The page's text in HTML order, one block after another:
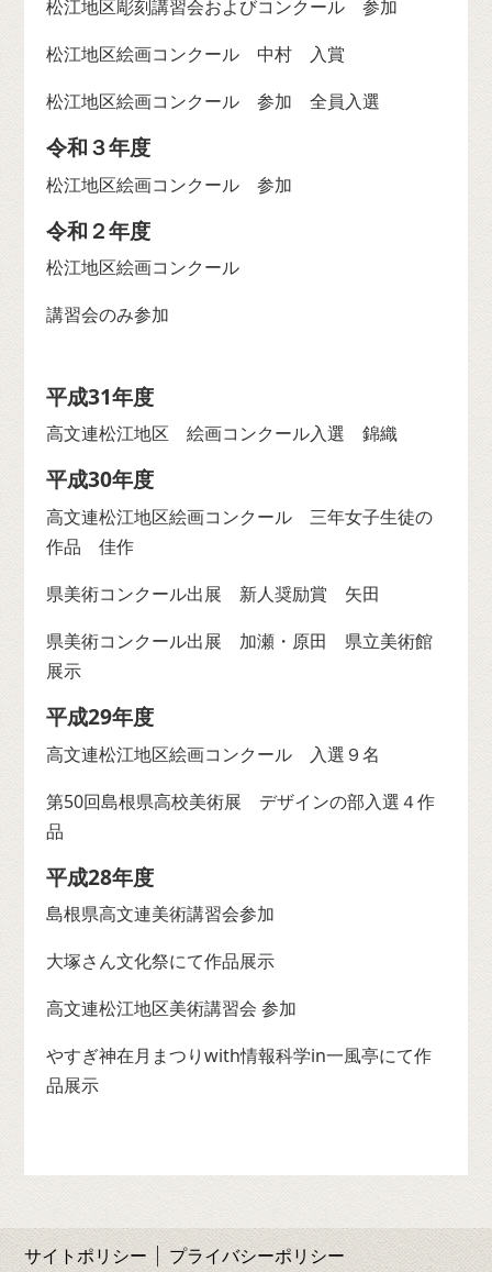
松江地区彫刻講習会およびコンクール 参加
松江地区絵画コンクール 中村 入賞
松江地区絵画コンクール 参加 全員入選
令和３年度
松江地区絵画コンクール 参加
令和２年度
松江地区絵画コンクール
講習会のみ参加
平成31年度
高文連松江地区 絵画コンクール入選 錦織
平成30年度
高文連松江地区絵画コンクール 三年女子生徒の
作品 佳作
県美術コンクール出展 新人奨励賞 矢田
県美術コンクール出展 加瀬・原田 県立美術館
展示
平成29年度
高文連松江地区絵画コンクール 入選９名
第50回島根県高校美術展 デザインの部入選４作
品
平成28年度
島根県高文連美術講習会参加
大塚さん文化祭にて作品展示
高文連松江地区美術講習会 参加
やすぎ神在月まつりwith情報科学in一風亭にて作
品展示
サイトポリシー プライバシーポリシー